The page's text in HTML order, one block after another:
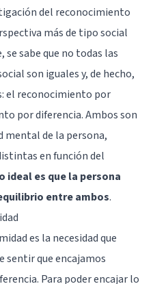
del reconocimiento
más de tipo social
sabe que no todas las
son iguales y, de hecho,
el reconocimiento por
por diferencia. Ambos son
mental de la persona,
en función del
ideal es que la persona
entre ambos.
es la necesidad que
sentir que encajamos
Para poder encajar lo